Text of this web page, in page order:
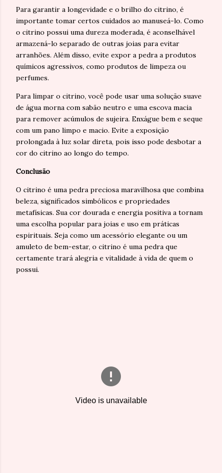
Para garantir a longevidade e o brilho do citrino, é
importante tomar certos cuidados ao manuseá-lo. Como
o citrino possui uma dureza moderada, é aconselhável
armazená-lo separado de outras joias para evitar
arranhões. Além disso, evite expor a pedra a produtos
químicos agressivos, como produtos de limpeza ou
perfumes.
Para limpar o citrino, você pode usar uma solução suave
de água morna com sabão neutro e uma escova macia
para remover acúmulos de sujeira. Enxágue bem e seque
com um pano limpo e macio. Evite a exposição
prolongada à luz solar direta, pois isso pode desbotar a
cor do citrino ao longo do tempo.
Conclusão
O citrino é uma pedra preciosa maravilhosa que combina
beleza, significados simbólicos e propriedades
metafísicas. Sua cor dourada e energia positiva a tornam
uma escolha popular para joias e uso em práticas
espirituais. Seja como um acessório elegante ou um
amuleto de bem-estar, o citrino é uma pedra que
certamente trará alegria e vitalidade à vida de quem o
possui.